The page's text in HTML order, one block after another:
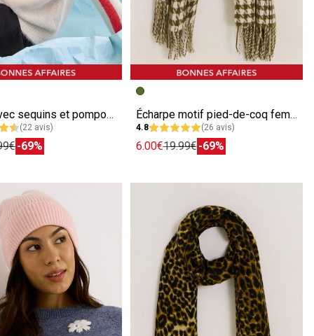
Bonnet avec sequins et pompon femme
(22 avis)
-69%
Image précédente
Image suivante
Écharpe motif pied-de-coq femme
4.8 (26 avis)
6.00€19.99€-69%